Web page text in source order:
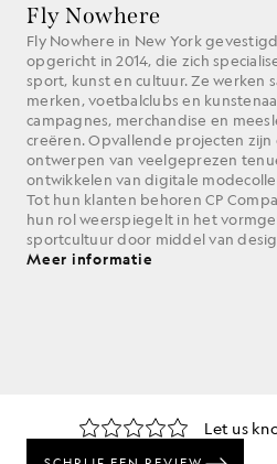
Fly Nowhere
Fly Nowhere in New York
opgericht in 2014, die zich
sport, kunst en cultuur. Ze werken
merken, voetbalclubs en
campagnes, merchandise en
creëren. Opvallende projecten
ontwerpen van veelgeprezen
ontwikkelen van digitale
Tot hun klanten behoren CP
hun rol weerspiegelt in het
sportcultuur door middel van
Meer informatie